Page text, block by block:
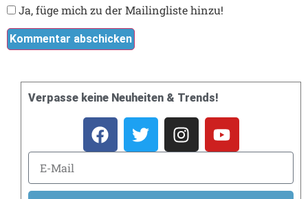
Ja, füge mich zu der Mailingliste hinzu!
Verpasse keine Neuheiten & Trends!